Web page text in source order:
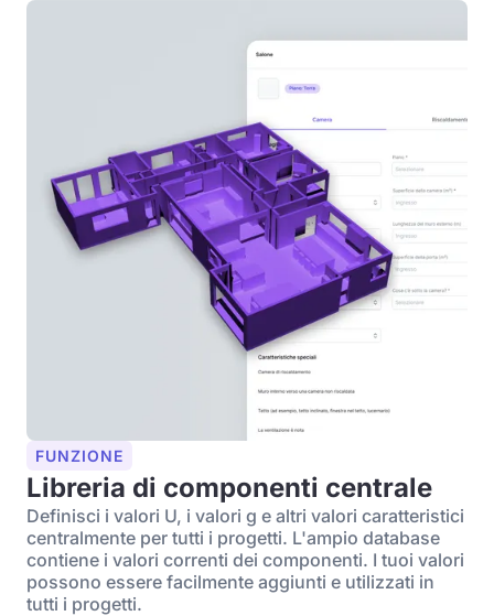
FUNZIONE
Libreria di componenti centrale
Definisci i valori U, i valori g e altri valori caratteristici
centralmente per tutti i progetti. L'ampio database
contiene i valori correnti dei componenti. I tuoi valori
possono essere facilmente aggiunti e utilizzati in
tutti i progetti.